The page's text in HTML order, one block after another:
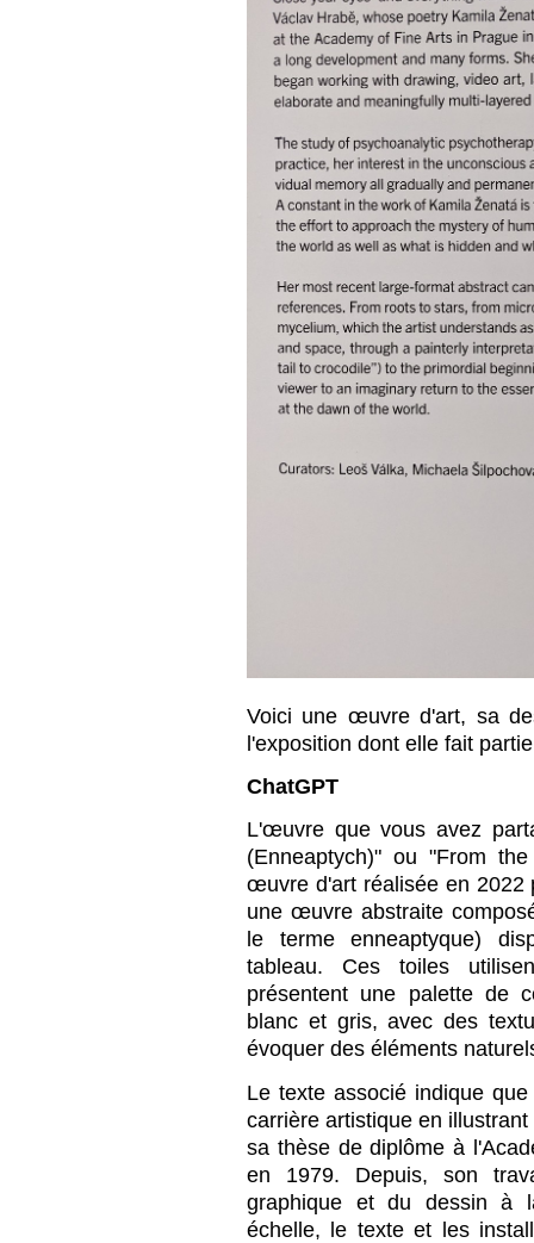
Voici une œuvre d'art, sa
l'exposition dont elle fait
ChatGPT
L'œuvre que vous avez
(Enneaptych)" ou "From
œuvre d'art réalisée en 2022
une œuvre abstraite
le terme enneaptyque)
tableau. Ces toiles
présentent une palette de
blanc et gris, avec des
évoquer des éléments
Le texte associé indique
carrière artistique en
sa thèse de diplôme à
en 1979. Depuis, son
graphique et du dessin à
échelle, le texte et les